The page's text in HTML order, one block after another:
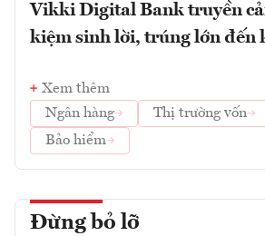
Vikki Digital Bank truyền
kiệm sinh lời, trúng lớn đến
Xem thêm
Ngân hàng
Thị trường vốn
Bảo hiểm
Đừng bỏ lỡ